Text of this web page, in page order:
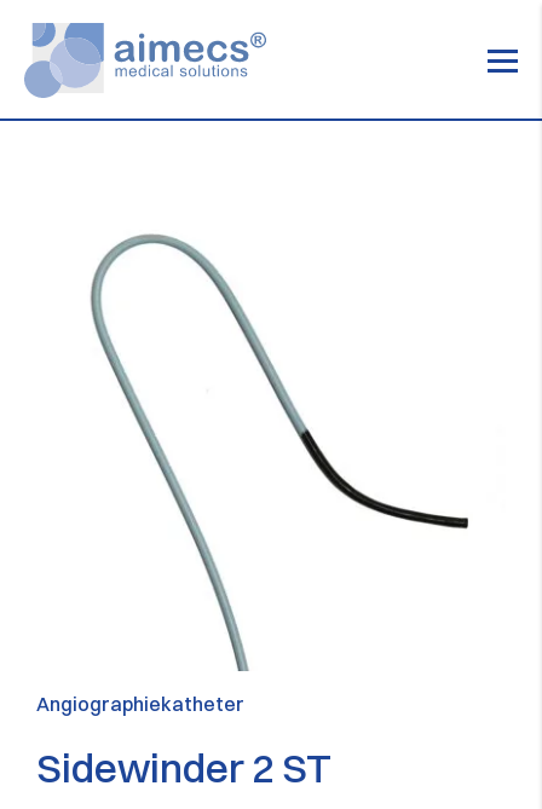
Angiographiekatheter
Sidewinder 2 ST